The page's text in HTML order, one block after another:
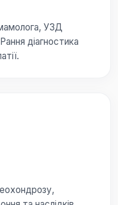
мамолога, УЗД
діагностика